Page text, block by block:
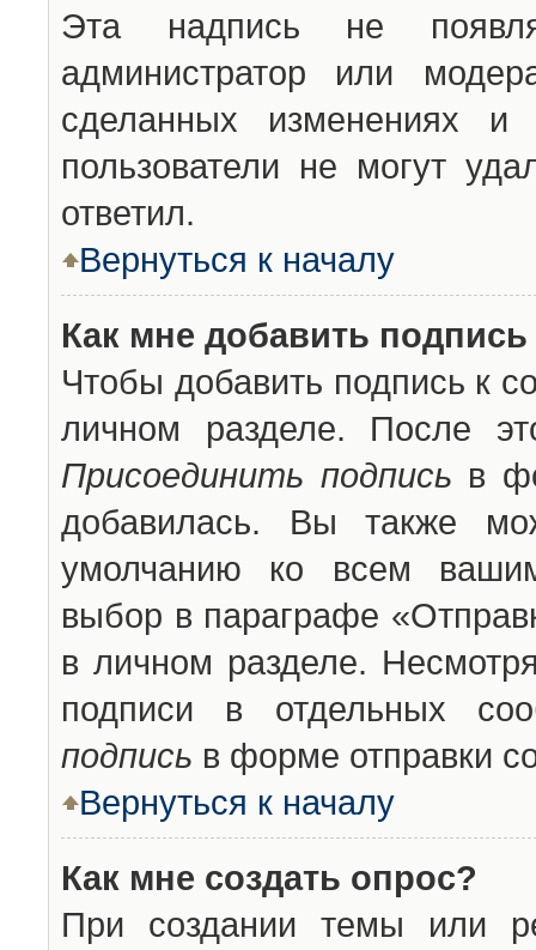
Эта надпись не
администратор или
сделанных изменениях
пользователи не могут
ответил.
Вернуться к началу
Как мне добавить
Чтобы добавить подпись к
личном разделе. После
Присоединить подпись в
добавилась. Вы также
умолчанию ко всем
выбор в параграфе
в личном разделе.
подписи в отдельных
подпись в форме отправки
Вернуться к началу
Как мне создать опрос?
При создании темы или